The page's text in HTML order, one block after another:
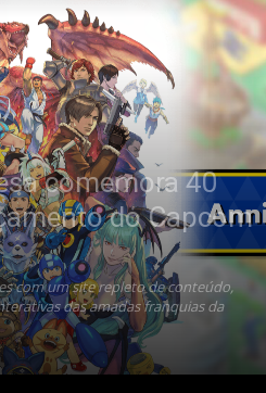
comemora 40
do Capcom
com um site repleto de conteúdo,
das amadas franquias da